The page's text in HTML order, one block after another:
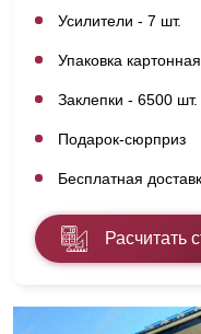
Усилители - 7 шт.
Упаковка
Заклепки - 6500 шт.
Подарок-сюрприз
Бесплатная
Расчитать